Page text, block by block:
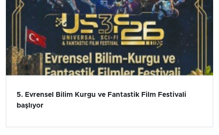
5. Evrensel Bilim Kurgu ve Fantastik Film Festivali
başlıyor